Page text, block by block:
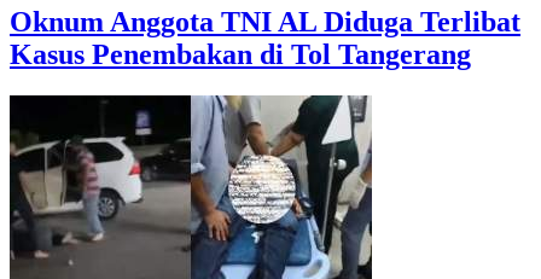
Oknum Anggota TNI AL Diduga Terlibat
Kasus Penembakan di Tol Tangerang